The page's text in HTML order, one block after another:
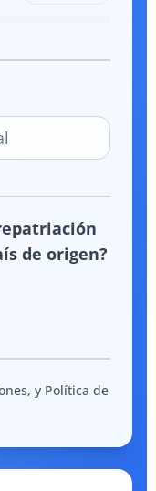
de origen?
y Política de